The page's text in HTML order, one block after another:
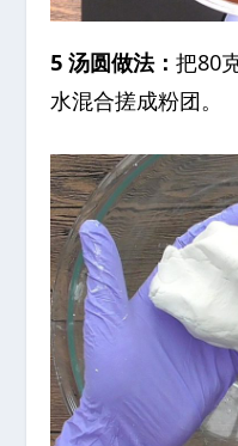
5 汤圆做法：把80
水混合搓成粉团。